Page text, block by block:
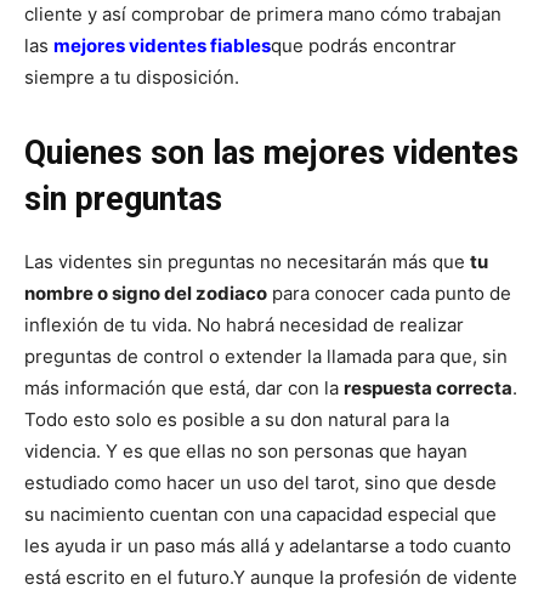
cliente y así comprobar de primera mano cómo trabajan
las mejores videntes fiablesque podrás encontrar
siempre a tu disposición.
Quienes son las mejores videntes
sin preguntas
Las videntes sin preguntas no necesitarán más que tu
nombre o signo del zodiaco para conocer cada punto de
inflexión de tu vida. No habrá necesidad de realizar
preguntas de control o extender la llamada para que, sin
más información que está, dar con la respuesta correcta.
Todo esto solo es posible a su don natural para la
videncia. Y es que ellas no son personas que hayan
estudiado como hacer un uso del tarot, sino que desde
su nacimiento cuentan con una capacidad especial que
les ayuda ir un paso más allá y adelantarse a todo cuanto
está escrito en el futuro.Y aunque la profesión de vidente